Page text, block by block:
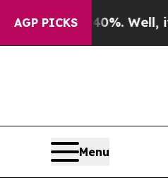
AGP PICKS40%. Well, it
Menu